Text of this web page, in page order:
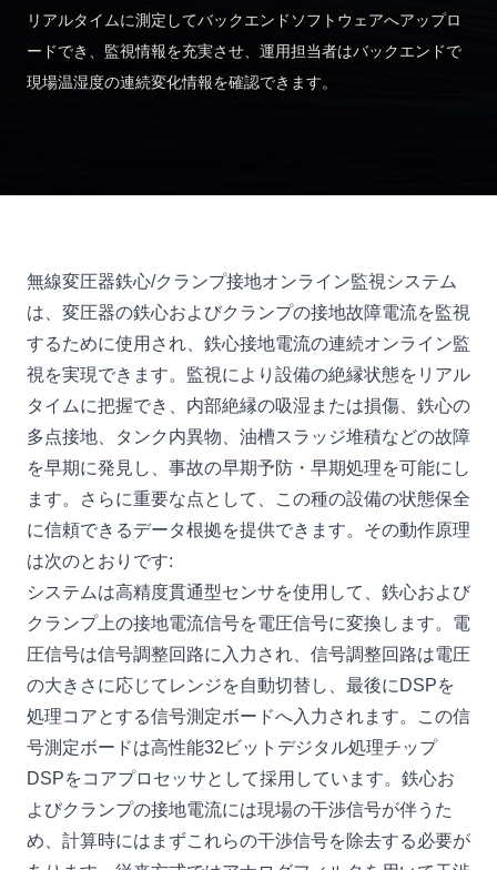
リアルタイムに測定してバックエンドソフトウェアへアップロ
ードでき、監視情報を充実させ、運用担当者はバックエンドで
現場温湿度の連続変化情報を確認できます。
無線変圧器鉄心/クランプ接地オンライン監視システム
は、変圧器の鉄心およびクランプの接地故障電流を監視
するために使用され、鉄心接地電流の連続オンライン監
視を実現できます。監視により設備の絶縁状態をリアル
タイムに把握でき、内部絶縁の吸湿または損傷、鉄心の
多点接地、タンク内異物、油槽スラッジ堆積などの故障
を早期に発見し、事故の早期予防・早期処理を可能にし
ます。さらに重要な点として、この種の設備の状態保全
に信頼できるデータ根拠を提供できます。その動作原理
は次のとおりです:
システムは高精度貫通型センサを使用して、鉄心および
クランプ上の接地電流信号を電圧信号に変換します。電
圧信号は信号調整回路に入力され、信号調整回路は電圧
の大きさに応じてレンジを自動切替し、最後にDSPを
処理コアとする信号測定ボードへ入力されます。この信
号測定ボードは高性能32ビットデジタル処理チップ
DSPをコアプロセッサとして採用しています。鉄心お
よびクランプの接地電流には現場の干渉信号が伴うた
め、計算時にはまずこれらの干渉信号を除去する必要が